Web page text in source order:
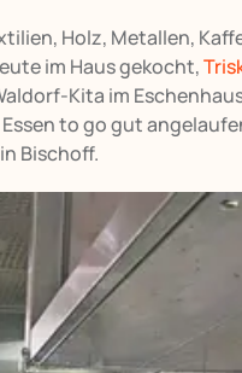
Holz, Metallen,
im Haus gekocht,
Kita im
to go gut
Bischoff.